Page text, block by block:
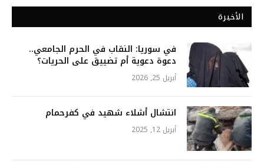
الأخيرة
في سوريا: النقاب في الحرم الجامعي..
دعوة دعوية أم تضييق على الحريات؟
أبريل 25, 2026
انتشال أشلاء شهيد في كفرحمام
أبريل 12, 2025